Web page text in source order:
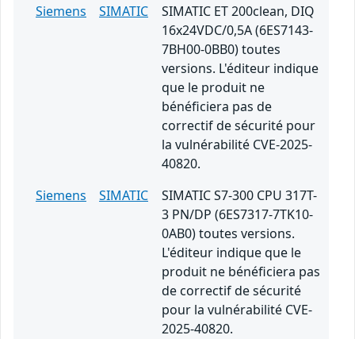
Siemens
SIMATIC
SIMATIC ET 200clean, DIQ
16x24VDC/0,5A (6ES7143-
7BH00-0BB0) toutes
versions. L'éditeur indique
que le produit ne
bénéficiera pas de
correctif de sécurité pour
la vulnérabilité CVE-2025-
40820.
Siemens
SIMATIC
SIMATIC S7-300 CPU 317T-
3 PN/DP (6ES7317-7TK10-
0AB0) toutes versions.
L'éditeur indique que le
produit ne bénéficiera pas
de correctif de sécurité
pour la vulnérabilité CVE-
2025-40820.